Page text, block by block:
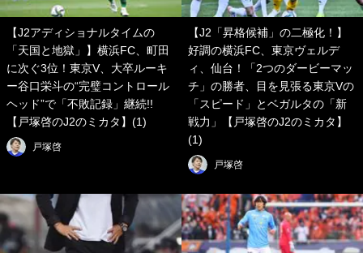
【J2アディショナルタイムの
「天国と地獄」】横浜FC、町田
に次ぐ3位！東京V、大卒ルーキ
ー谷口栄斗の“完璧コントロール
ヘッド”で「不敗記録」継続!!
【戸塚啓のJ2のミカタ】(1)
戸塚啓
【J2「昇格候補」の二極化！】
好調の横浜FC、東京ヴェルデ
ィ、仙台！「2つのダービーマッ
チ」の勝者、目を見張る東京Vの
「スピード」とベガルタの「新
戦力」【戸塚啓のJ2のミカタ】
(1)
戸塚啓